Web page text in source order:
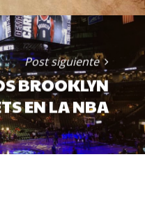
Post siguiente
BROOKLYN
EN LA NBA